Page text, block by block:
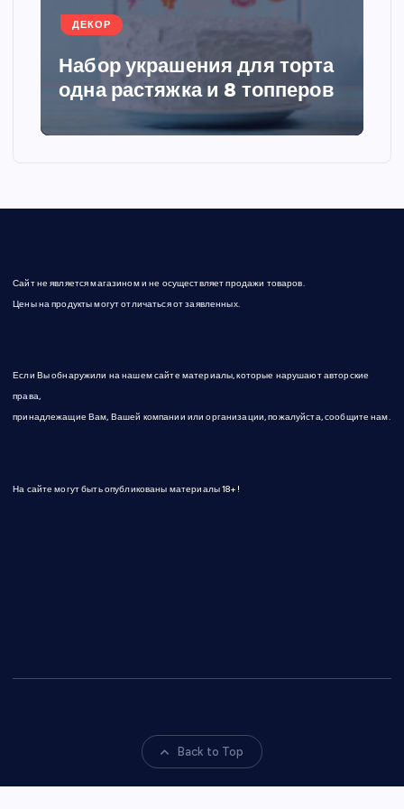
и
я
з
п
с
й
ДЕКОР
Набор украшения для торта
одна растяжка и 8 топперов
Сайт не является магазином и не осуществляет продажи товаров.
Цены на продукты могут отличаться от заявленных.
Если Вы обнаружили на нашем сайте материалы, которые нарушают авторские
права,
принадлежащие Вам, Вашей компании или организации, пожалуйста, сообщите нам.
На сайте могут быть опубликованы материалы 18+!
Back to Top